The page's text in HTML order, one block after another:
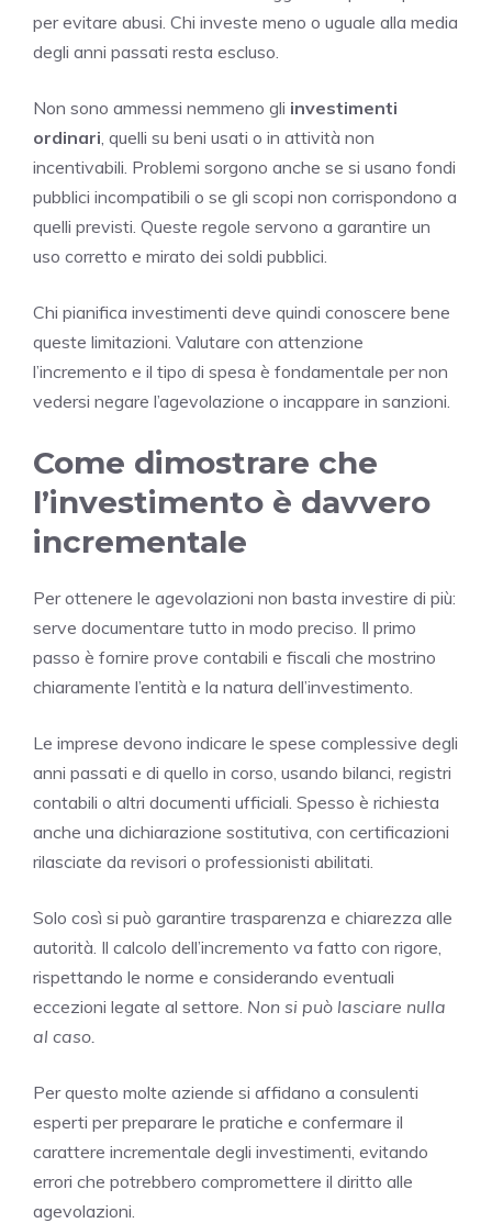
per evitare abusi. Chi investe meno o uguale alla media
degli anni passati resta escluso.
Non sono ammessi nemmeno gli investimenti
ordinari , quelli su beni usati o in attività non
incentivabili. Problemi sorgono anche se si usano fondi
pubblici incompatibili o se gli scopi non corrispondono a
quelli previsti. Queste regole servono a garantire un
uso corretto e mirato dei soldi pubblici.
Chi pianifica investimenti deve quindi conoscere bene
queste limitazioni. Valutare con attenzione
l’incremento e il tipo di spesa è fondamentale per non
vedersi negare l’agevolazione o incappare in sanzioni.
Come dimostrare che
l’investimento è davvero
incrementale
Per ottenere le agevolazioni non basta investire di più:
serve documentare tutto in modo preciso. Il primo
passo è fornire prove contabili e fiscali che mostrino
chiaramente l’entità e la natura dell’investimento.
Le imprese devono indicare le spese complessive degli
anni passati e di quello in corso, usando bilanci, registri
contabili o altri documenti ufficiali. Spesso è richiesta
anche una dichiarazione sostitutiva, con certificazioni
rilasciate da revisori o professionisti abilitati.
Solo così si può garantire trasparenza e chiarezza alle
autorità. Il calcolo dell’incremento va fatto con rigore,
rispettando le norme e considerando eventuali
eccezioni legate al settore. Non si può lasciare nulla
al caso.
Per questo molte aziende si affidano a consulenti
esperti per preparare le pratiche e confermare il
carattere incrementale degli investimenti, evitando
errori che potrebbero compromettere il diritto alle
agevolazioni.